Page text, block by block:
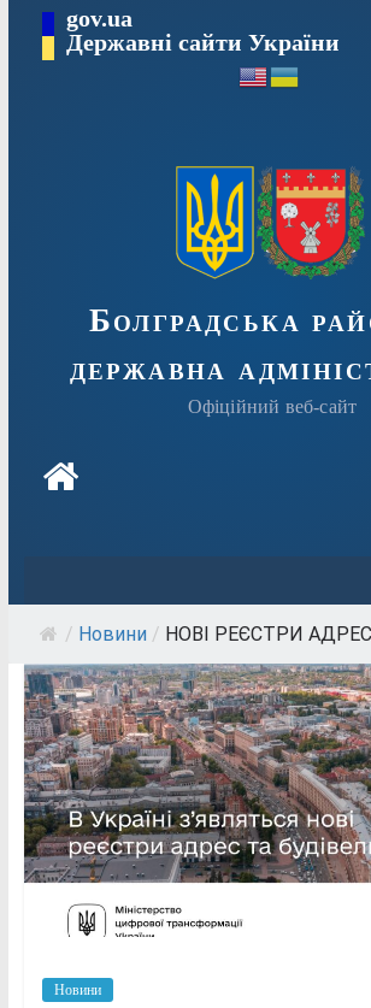
Перейтиgov.ua
Державні сайти України
Болградська
державна
Офіційний веб-сайт
/ Новини / НОВІ РЕЄСТРИ АДРЕС
Новини